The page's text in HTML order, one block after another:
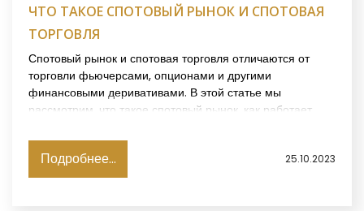
ЧТО ТАКОЕ СПОТОВЫЙ РЫНОК И СПОТОВАЯ
ТОРГОВЛЯ
Спотовый рынок и спотовая торговля отличаются от
торговли фьючерсами, опционами и другими
финансовыми деривативами. В этой статье мы
рассмотрим, что такое спотовый рынок, как работает
они открывают для трейдеров.
Подробнее... 25.10.2023